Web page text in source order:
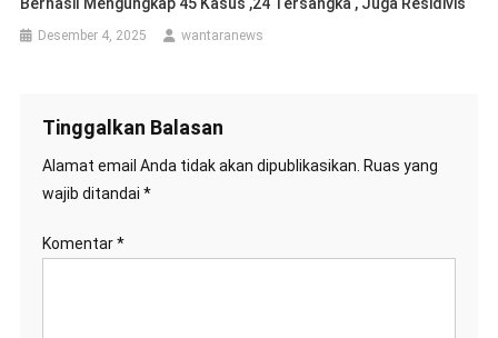
Desember 4, 2025 wantaranews
Tinggalkan Balasan
Alamat email Anda tidak akan dipublikasikan. Ruas yang
wajib ditandai *
Komentar*